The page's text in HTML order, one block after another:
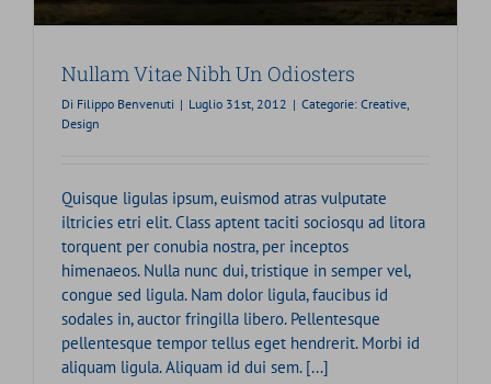
Nullam Vitae Nibh Un Odiosters
Di Filippo Benvenuti | Luglio 31st, 2012 | Categorie: Creative
Design
Quisque ligulas ipsum, euismod atras vulputate
iltricies etri elit. Class aptent taciti sociosqu ad litora
torquent per conubia nostra, per inceptos
himenaeos. Nulla nunc dui, tristique in semper vel,
congue sed ligula. Nam dolor ligula, faucibus id
sodales in, auctor fringilla libero. Pellentesque
pellentesque tempor tellus eget hendrerit. Morbi id
aliquam ligula. Aliquam id dui sem. [...]